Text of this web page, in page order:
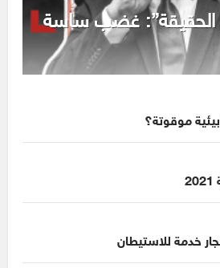
غضب ساسة
موقوتة؟
خدمة للاستيطان